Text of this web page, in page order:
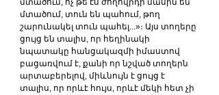
մտածում, ոչ թե էս ժողովրդի մասին են
մտածում, տուն են պահում, թող
շարունակել տուն պահել...»։ Այս տողերը
ցույց են տալիս, որ հեղինակի
նպատակը հանցակազմի իմաստով
բացառվում է, քանի որ նշված տողերն
արտաբերելով, միևնույն է ցույց է
տալիս, որ որևէ հույս, որևէ մեկի հետ չի